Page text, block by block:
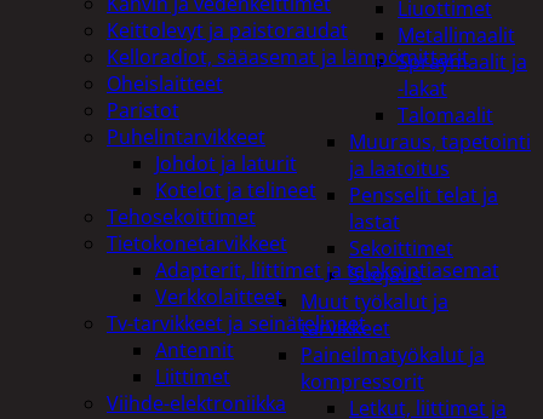
Liuottimet
Metallimaalit
Spraymaalit ja
-lakat
Talomaalit
Muuraus, tapetointi
ja laatoitus
Pensselit telat ja
lastat
Sekoittimet
Suojaus
Muut työkalut ja
tarvikkeet
Paineilmatyökalut ja
kompressorit
Letkut, liittimet ja
Keittolevyt ja paistoraudat
Kelloradiot, sääasemat ja lämpömittarit
Oheislaitteet
Paristot
Puhelintarvikkeet
Johdot ja laturit
Kotelot ja telineet
Tehosekoittimet
Tietokonetarvikkeet
Adapterit, liittimet ja telakointiasemat
Verkkolaitteet
Tv-tarvikkeet ja seinätelineet
Antennit
Liittimet
Viihde-elektroniikka